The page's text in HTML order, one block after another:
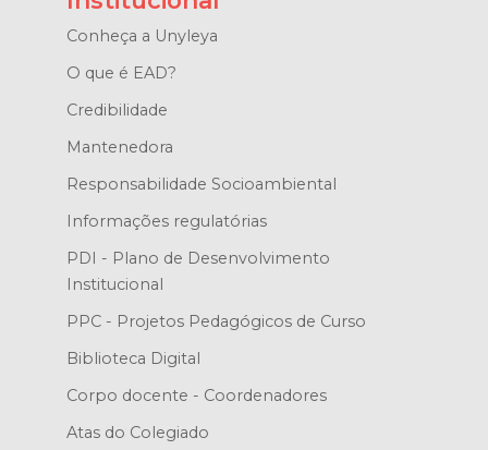
Conheça a Unyleya
O que é EAD?
Credibilidade
Mantenedora
Responsabilidade Socioambiental
Informações regulatórias
PDI - Plano de Desenvolvimento
Institucional
PPC - Projetos Pedagógicos de Curso
Biblioteca Digital
Corpo docente - Coordenadores
Atas do Colegiado